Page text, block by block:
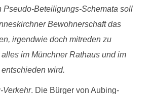
Pseudo-Beteiligungs-Schemata soll
Bewohnerschaft das
irgendwie doch mitreden zu
im Münchner Rathaus und im
wird.
Verkehr. Die Bürger von Aubing-